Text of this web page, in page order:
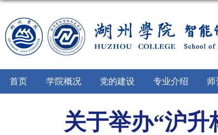
首页 学院概况 党的建设 专业介绍 师
关于举办“沪